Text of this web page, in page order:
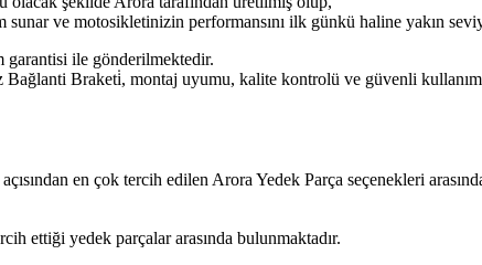
ve motosikletinizin performansını ilk günkü haline yakın
garantisi ile gönderilmektedir.
Braketi̇, montaj uyumu, kalite kontrolü ve güvenli
en çok tercih edilen Arora Yedek Parça seçenekleri
ettiği yedek parçalar arasında bulunmaktadır.